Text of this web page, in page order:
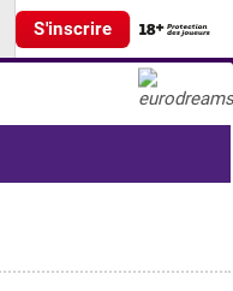
S'inscrire